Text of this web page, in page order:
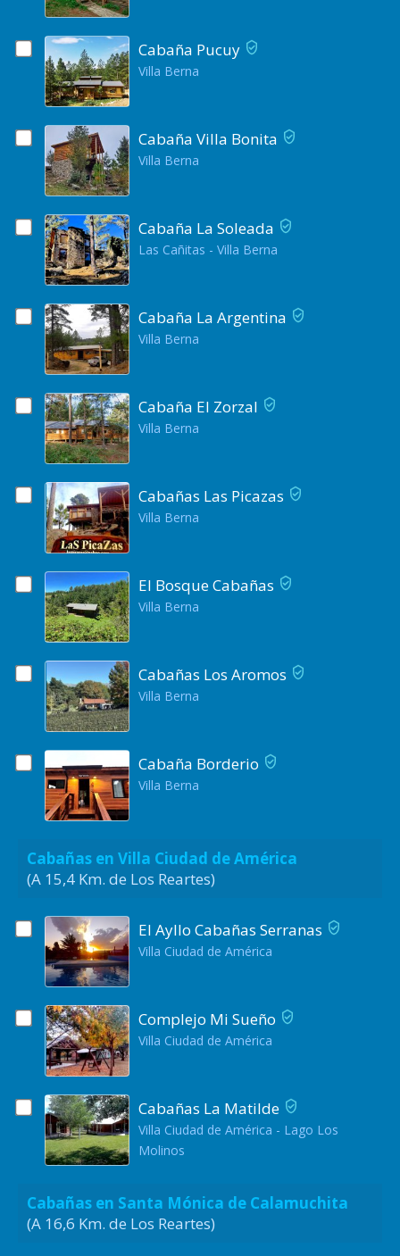
Cabaña Pucuy
Villa Berna
Cabaña Villa Bonita
Villa Berna
Cabaña La Soleada
Las Cañitas - Villa Berna
Cabaña La Argentina
Villa Berna
Cabaña El Zorzal
Villa Berna
Cabañas Las Picazas
Villa Berna
El Bosque Cabañas
Villa Berna
Cabañas Los Aromos
Villa Berna
Cabaña Borderio
Villa Berna
Cabañas en Villa Ciudad de América
(A 15,4 Km. de Los Reartes)
El Ayllo Cabañas Serranas
Villa Ciudad de América
Complejo Mi Sueño
Villa Ciudad de América
Cabañas La Matilde
Villa Ciudad de América - Lago Los
Molinos
Cabañas en Santa Mónica de Calamuchita
(A 16,6 Km. de Los Reartes)